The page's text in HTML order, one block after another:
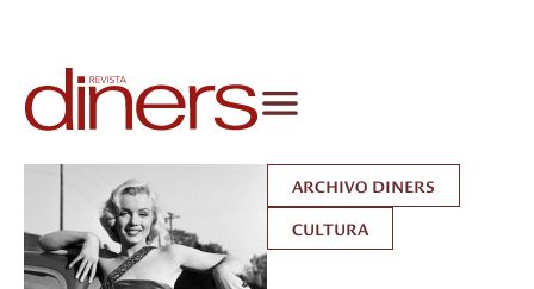
ARCHIVO DINERS
CULTURA